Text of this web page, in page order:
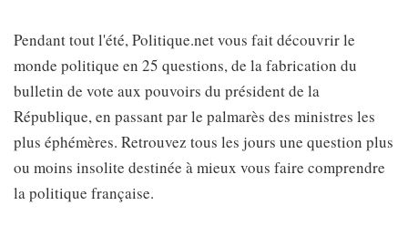
Pendant tout l'été, Politique.net vous fait découvrir le
monde politique en 25 questions, de la fabrication du
bulletin de vote aux pouvoirs du président de la
République, en passant par le palmarès des ministres les
plus éphémères. Retrouvez tous les jours une question plus
ou moins insolite destinée à mieux vous faire comprendre
la politique française.